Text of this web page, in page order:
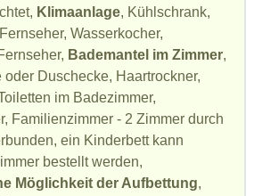
Klimaanlage, Kühlschrank,
Wasserkocher,
Bademantel im Zimmer,
oder Duschecke, Haartrockner,
im Badezimmer,
Familienzimmer - 2 Zimmer durch
ein Kinderbett kann
bestellt werden,
Möglichkeit der Aufbettung,